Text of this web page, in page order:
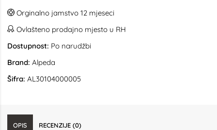
Orginalno jamstvo 12 mjeseci
Ovlašteno prodajno mjesto u RH
Dostupnost: Po narudžbi
Brand: Alpeda
Šifra: AL30104000005
OPIS RECENZIJE (0)